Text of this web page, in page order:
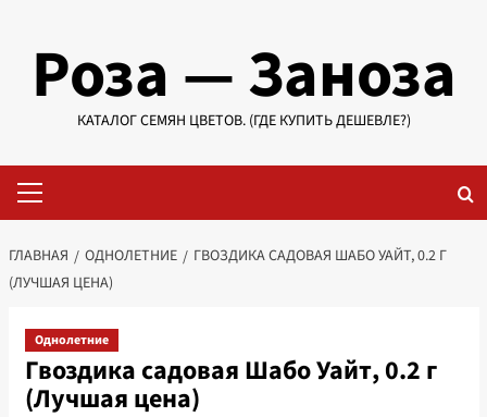
содержимому
Роза — Заноза
КАТАЛОГ СЕМЯН ЦВЕТОВ. (ГДЕ КУПИТЬ ДЕШЕВЛЕ?)
меню
ГЛАВНАЯ ОДНОЛЕТНИЕ
ГВОЗДИКА САДОВАЯ ШАБО УАЙТ, 0.2 Г
(ЛУЧШАЯ ЦЕНА)
Однолетние
Гвоздика садовая Шабо Уайт, 0.2 г
(Лучшая цена)